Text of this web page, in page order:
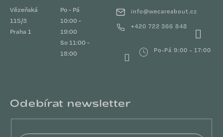
Vězeňská
115/3
Praha 1
Po - Pá
10:00 -
19:00
So 11:00 -
18:00
info@wecareabout.cz
+420 722 366 848
Po-Pá 9:00 - 17:00
Odebírat newsletter